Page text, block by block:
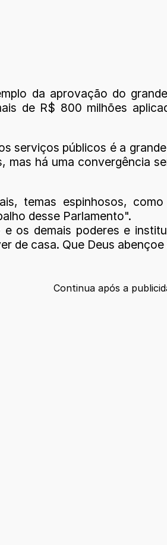
da aprovação do
de R$ 800 milhões
serviços públicos é a
há uma convergência
temas espinhosos,
desse Parlamento".
os demais poderes e
de casa. Que Deus
Continua após a